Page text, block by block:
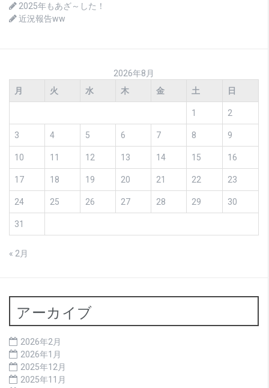
2025年もあざ～した！
近況報告ww
2026年8月
月
火 水 木 金 土 日
1 2
3 4 5 6 7 8 9
10 11 12 13 14 15 16
17 18 19 20 21 22 23
24 25 26 27 28 29 30
31
« 2月
アーカイブ
2026年2月
2026年1月
2025年12月
2025年11月